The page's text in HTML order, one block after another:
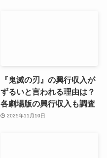
『鬼滅の刃』の興行収入が
ずるいと言われる理由は？
各劇場版の興行収入も調査
2025年11月10日